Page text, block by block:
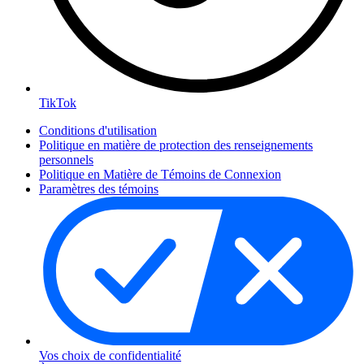
TikTok
Conditions d'utilisation
Politique en matière de protection des renseignements
personnels
Politique en Matière de Témoins de Connexion
Paramètres des témoins
Vos choix de confidentialité